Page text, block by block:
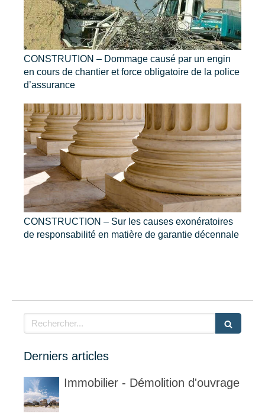
CONSTRUTION – Dommage causé par un engin
en cours de chantier et force obligatoire de la police
d’assurance
CONSTRUCTION – Sur les causes exonératoires
de responsabilité en matière de garantie décennale
Rechercher
Derniers articles
Immobilier - Démolition d'ouvrage